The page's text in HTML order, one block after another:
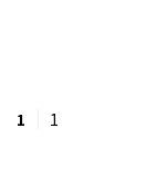
1 1